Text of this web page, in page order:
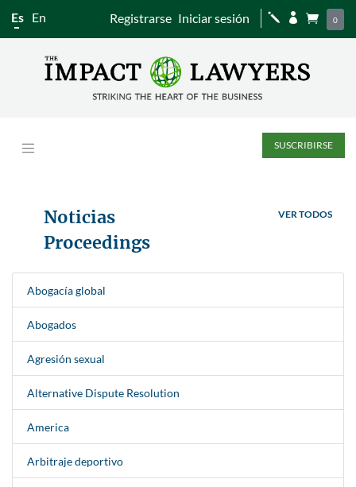
Es En Registrarse Iniciar sesión j   0
SUSCRIBIRSE
Noticias
Proceedings
VER TODOS
Abogacía global
Abogados
Agresión sexual
Alternative Dispute Resolution
America
Arbitraje deportivo